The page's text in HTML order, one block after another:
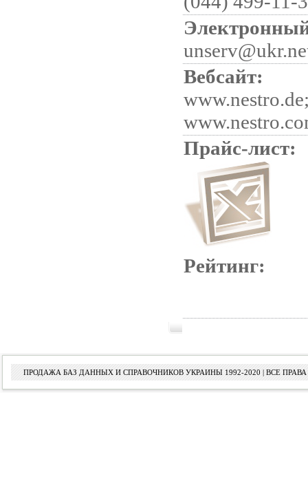
Вебсайт:
Прайс-лист:
Рейтинг:
ПРОДАЖА БАЗ ДАННЫХ И СПРАВОЧНИКОВ УКРАИНЫ 1992-2020 | ВСЕ